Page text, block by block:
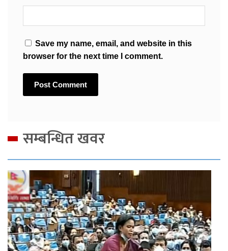
Save my name, email, and website in this
browser for the next time I comment.
सम्बन्धित खवर